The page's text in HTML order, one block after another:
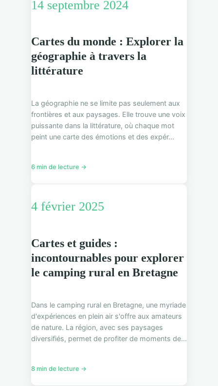
14 septembre 2024
Cartes du monde : Explorer la
géographie à travers la
littérature
La géographie ne se limite pas seulement aux
frontières et aux paysages. Elle trouve une voix
puissante dans la littérature, où chaque mot
peint une carte des émotions et des expér...
6 min de lecture →
4 février 2025
Cartes et guides :
incontournables pour explorer
le camping rural en Bretagne
Dans le camping rural en Bretagne, une myriade
d'expériences en plein air s'offre aux amateurs
de nature. La région, avec ses paysages
diversifiés, permet de profiter de moments de...
8 min de lecture →